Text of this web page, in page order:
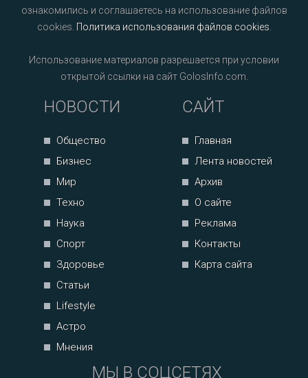
ознакомились и соглашаетесь на использование файлов
cookies. Политика использования файлов cookies
Использование материалов разрешается при условии
открытой ссылки на сайт GolosInfo.com.
НОВОСТИ
Общество
Бизнес
Мир
Техно
Наука
Спорт
Здоровье
Статьи
Lifestyle
Астро
Мнения
САЙТ
Главная
Лента новостей
Архив
О сайте
Реклама
Контакты
Карта сайта
МЫ В СОЦСЕТЯХ